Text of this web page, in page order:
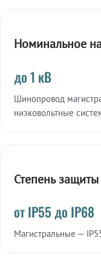
Номинальное
до 1 кВ
Шинопровод
низковольтные
Степень защиты
от IP55 до IP68
Магистральные —